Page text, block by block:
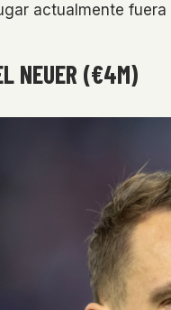
actualmente
NEUER (€4M)